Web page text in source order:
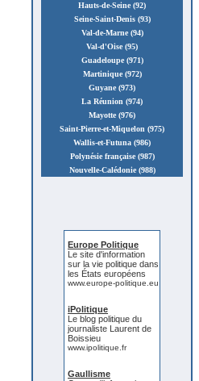
Hauts-de-Seine (92)
Seine-Saint-Denis (93)
Val-de-Marne (94)
Val-d'Oise (95)
Guadeloupe (971)
Martinique (972)
Guyane (973)
La Réunion (974)
Mayotte (976)
Saint-Pierre-et-Miquelon (975)
Wallis-et-Futuna (986)
Polynésie française (987)
Nouvelle-Calédonie (988)
Europe Politique
Le site d'information
sur la vie politique dans
les États européens
www.europe-politique.eu
iPolitique
Le blog politique du
journaliste Laurent de
Boissieu
www.ipolitique.fr
Gaullisme